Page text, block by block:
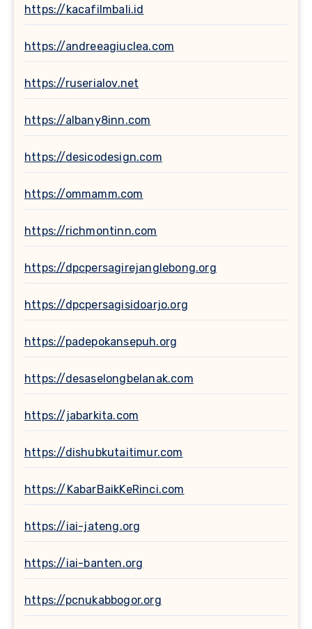
https://kacafilmbali.id
https://andreeagiuclea.com
https://ruserialov.net
https://albany8inn.com
https://desicodesign.com
https://ommamm.com
https://richmontinn.com
https://dpcpersagirejanglebong.org
https://dpcpersagisidoarjo.org
https://padepokansepuh.org
https://desaselongbelanak.com
https://jabarkita.com
https://dishubkutaitimur.com
https://KabarBaikKeRinci.com
https://iai-jateng.org
https://iai-banten.org
https://pcnukabbogor.org